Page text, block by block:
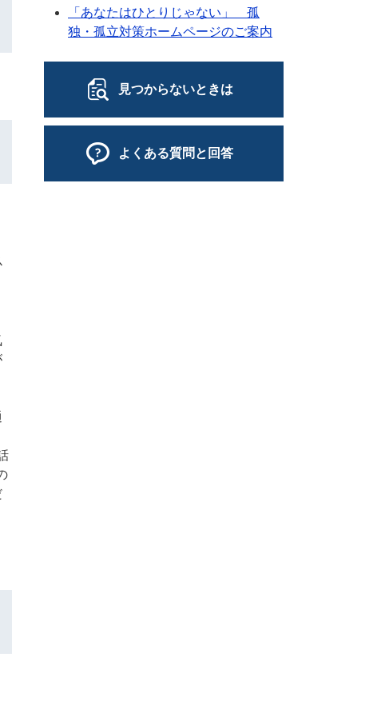
「あなたはひとりじゃない」 孤
独・孤立対策ホームページのご案内
見つからないときは
よくある質問と回答